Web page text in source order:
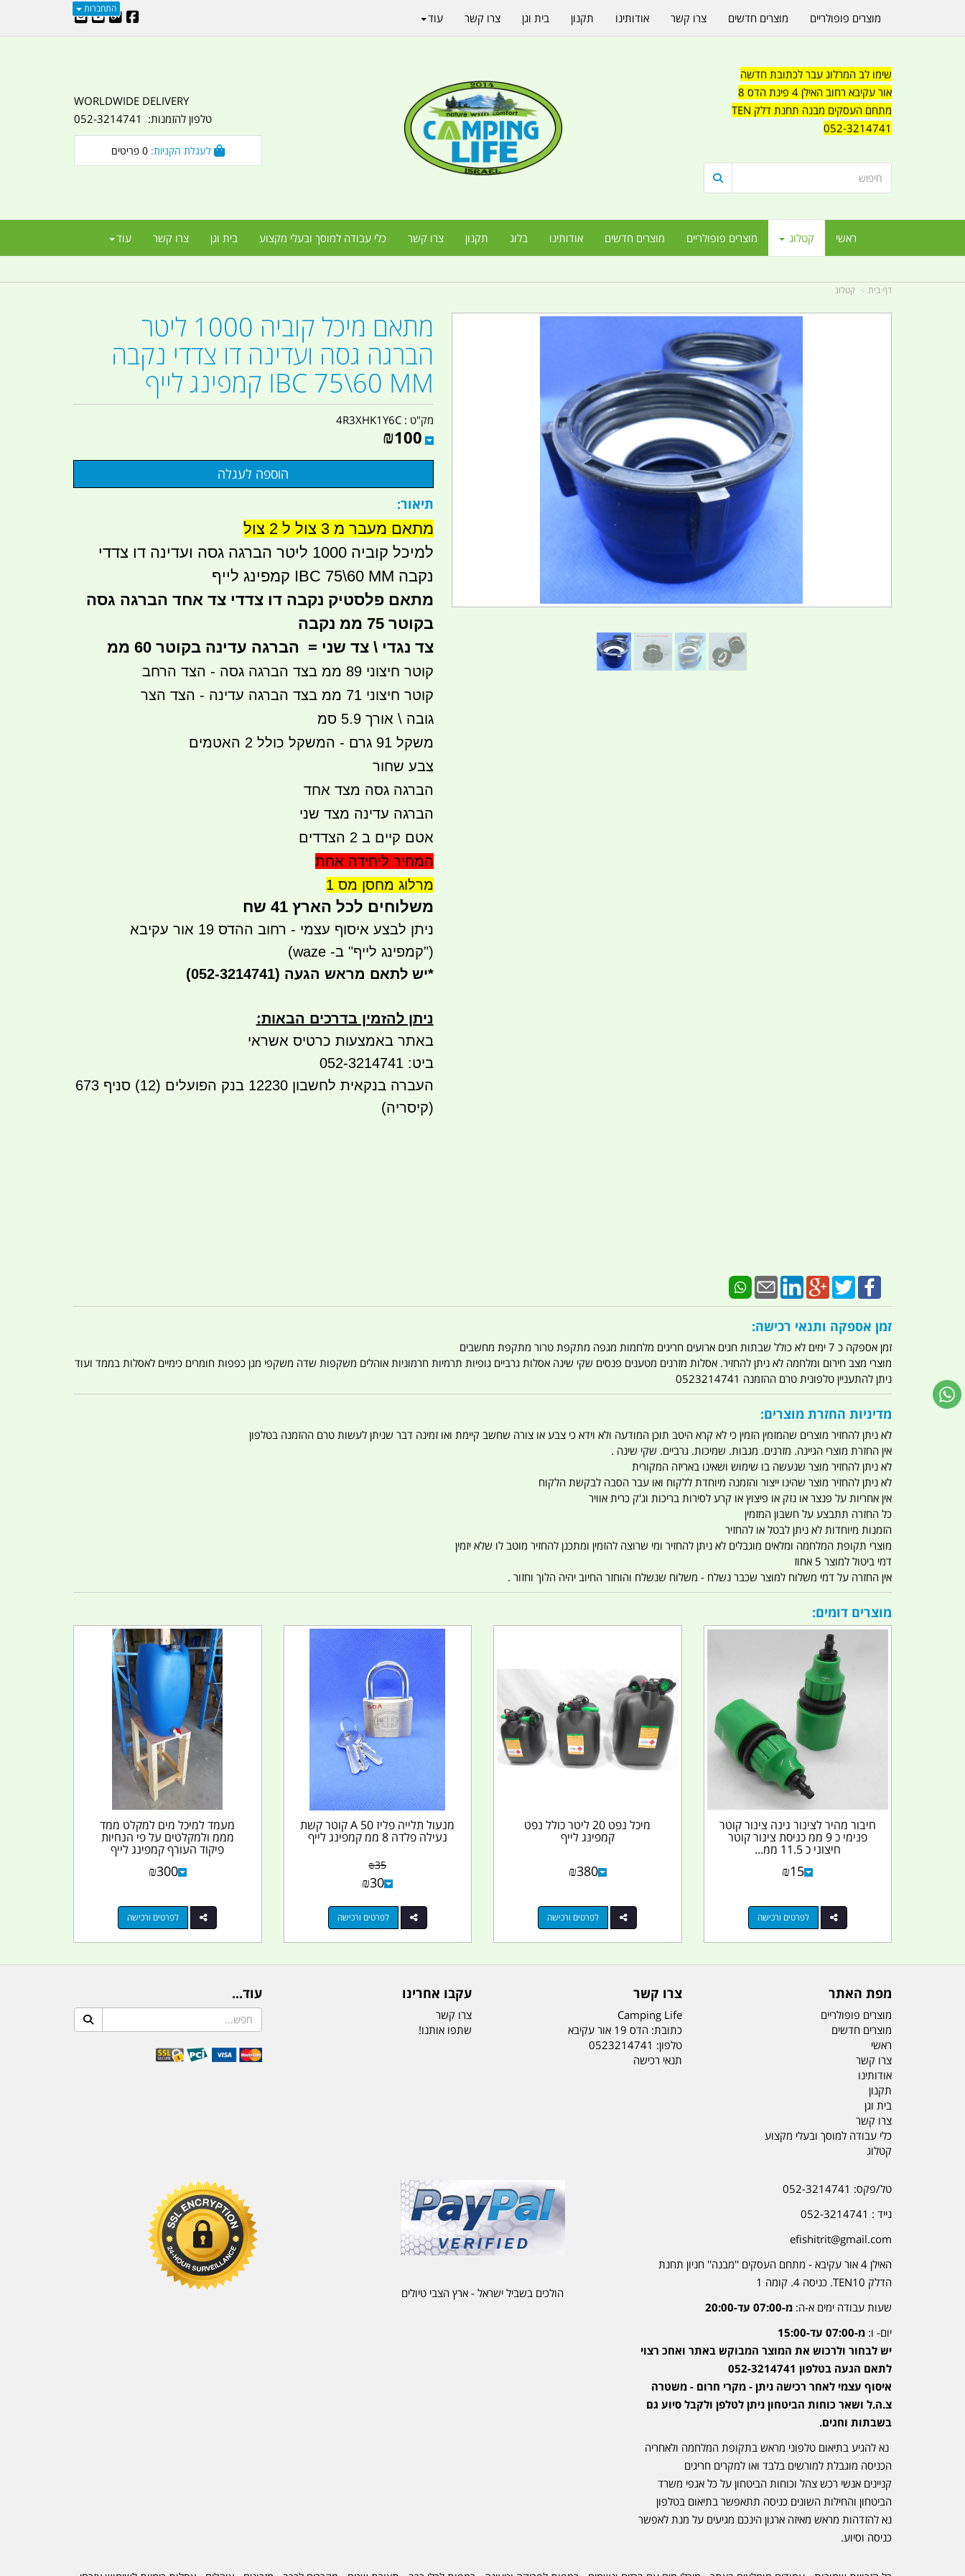
התחברות
שימו לב המרלוג עבר לכתובת חדשה
אור עקיבא רחוב האילן 4 פינת הדס 8
מתחם העסקים מבנה תחנת דלק TEN
052-3214741
WORLDWIDE DELIVERY
טלפון להזמנות: 052-3214741
0
ראשי קטלוג מוצרים פופולריים מוצרים חדשים אודותינו בלוג תקנון צרו קשר כלי עבודה למוסך ובעלי מקצוע בית וגן צרו קשר עוד
מוצרים פופולריים מוצרים חדשים צרו קשר אודותינו תקנון בית וגן צרו קשר עוד
דף בית קטלוג
מתאם מיכל קוביה 1000 ליטר
הברגה גסה ועדינה דו צדדי נקבה
IBC 75\60 MM קמפינג לייף
מק"ט :4R3XHK1Y6C
₪100
תיאור:
מתאם מעבר מ 3 צול ל 2 צול
למיכל קוביה 1000 ליטר הברגה גסה ועדינה דו צדדי
נקבה IBC 75\60 MM קמפינג לייף
מתאם פלסטיק נקבה דו צדדי צד אחד הברגה גסה
בקוטר 75 ממ נקבה
צד נגדי \ צד שני = הברגה עדינה בקוטר 60 ממ
קוטר חיצוני 89 ממ בצד הברגה גסה - הצד הרחב
קוטר חיצוני 71 ממ בצד הברגה עדינה - הצד הצר
גובה \ אורך 5.9 סמ
משקל 91 גרם - המשקל כולל 2 האטמים
צבע שחור
הברגה גסה מצד אחד
הברגה עדינה מצד שני
אטם קיים ב 2 הצדדים
המחיר ליחידה אחת
מרלוג מחסן מס 1
משלוחים לכל הארץ 41 שח
ניתן לבצע איסוף עצמי - רחוב ההדס 19 אור עקיבא
("קמפינג לייף" ב- waze)
*יש לתאם מראש הגעה (052-3214741)
ניתן להזמין בדרכים הבאות:
באתר באמצעות כרטיס אשראי
ביט: 052-3214741
העברה בנקאית לחשבון 12230 בנק הפועלים (12) סניף 673
(קיסריה)
זמן אספקה ותנאי רכישה:
זמן אספקה כ 7 ימים לא כולל שבתות חגים ארועים חריגים מלחמות מגפה מתקפת טרור מתקפת מחשבים
מוצרי מצב חירום ומלחמה לא ניתן להחזיר. אסלות מזרנים מטענים פנסים שקי שינה אסלות גרביים גופיות תרמיות חרמוניות אוהלים משקפות שדה משקפי מגן כפפות חומרים כימיים לאסלות בממד ועוד
ניתן להתעניין טלפונית טרם ההזמנה 0523214741
מדיניות החזרת מוצרים:
לא ניתן להחזיר מוצרים שהמזמין הזמין כי לא קרא היטב תוכן המודעה ולא וידא כי צבע או צורה שחשב קיימת ואו זמינה דבר שניתן לעשות טרם ההזמנה בטלפון
אין החזרת מוצרי הגיינה. מזרנים. מגבות. שמיכות. גרביים. שקי שינה .
לא ניתן להחזיר מוצר שנעשה בו שימוש ושאינו באריזה המקורית
לא ניתן להחזיר מוצר שהינו ייצור והזמנה מיוחדת ללקוח ואו עבר הסבה לבקשת הלקוח
אין אחריות על פנצר או נזק או פיצוץ או קרע לסירות בריכות וג'ק כרית אוויר
כל החזרה תתבצע על חשבון המזמין
הזמנות מיוחדות לא ניתן לבטל או להחזיר
מוצרי תקופת המלחמה ומלאים מוגבלים לא ניתן להחזיר ומי שרוצה להזמין ומתכנן להחזיר מוטב לו שלא יזמין
דמי ביטול למוצר 5 אחוז
אין החזרה על דמי משלוח למוצר שכבר נשלח - משלוח שנשלח והוחזר החיוב יהיה הלוך וחזור .
מוצרים דומים:
חיבור מהיר לצינור גינה צינור קוטר
פנימי כ 9 ממ כניסת צינור קוטר
חיצוני כ 11.5 ממ...
₪15
לפרטים ורכישה
מיכל נפט 20 ליטר כולל נפט
קמפינג לייף
₪380
לפרטים ורכישה
מנעול תלייה פליז 50 A קוטר קשת
נעילה פלדה 8 ממ קמפינג לייף
₪35
₪30
לפרטים ורכישה
מעמד למיכל מים למקלט ממד
מממ ולמקלטים על פי הנחיות
פיקוד העורף קמפינג לייף
₪300
לפרטים ורכישה
מפת האתר
מוצרים פופולריים
מוצרים חדשים
ראשי
צרו קשר
אודותינו
תקנון
בית וגן
צרו קשר
כלי עבודה למוסך ובעלי מקצוע
קטלוג
צרו קשר
Camping Life
כתובת: הדס 19 אור עקיבא
טלפון: 0523214741
תנאי רכישה
עקבו אחרינו
צרו קשר
שתפו אותנו!
עוד...
טל/פקס: 052-3214741
נייד : 052-3214741
efishitrit@gmail.com
האילן 4 אור עקיבא - מתחם העסקים ''מבנה'' חניון תחנת
הדלק TEN10. כניסה 4. קומה 1
שעות עבודה ימים א-ה: מ-07:00 עד-20:00
יום- ו: מ-07:00 עד-15:00
יש לבחור ולרכוש את המוצר המבוקש באתר ואחכ רצוי
לתאם הגעה בטלפון 052-3214741
איסוף עצמי לאחר רכישה ניתן - מקרי חרום - משטרה
צ.ה.ל ושאר כוחות הביטחון ניתן לטלפן ולקבל סיוע גם
בשבתות וחגים.
נא להגיע בתיאום טלפוני מראש בתקופת המלחמה ולאחריה
הכניסה מוגבלת למורשים בלבד ואו למקרים חריגים
קניינים אנשי רכש צהל וכוחות הביטחון על כל אגפי משרד
הביטחון והחילות השונים כניסה תתאפשר בתיאום בטלפון
נא להזדהות מראש מאיזה ארגון הינכם מגיעים על מנת לאפשר
כניסה וסיוע.
הולכים בשביל ישראל - ארץ הצבי טיולים